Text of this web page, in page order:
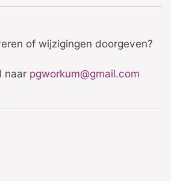
of wijzigingen doorgeven?
naar pgworkum@gmail.com